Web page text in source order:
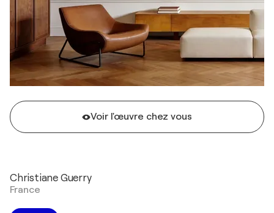
Voir l'œuvre chez vous
Christiane Guerry
France